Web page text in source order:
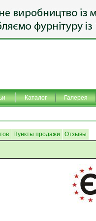
Каталог Галерея
Пункты продажи
Отзывы